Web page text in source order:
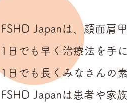
FSHD Japanは、顔面肩
1日でも早く治療法を手
1日でも長くみなさんの
FSHD Japanは患者や家